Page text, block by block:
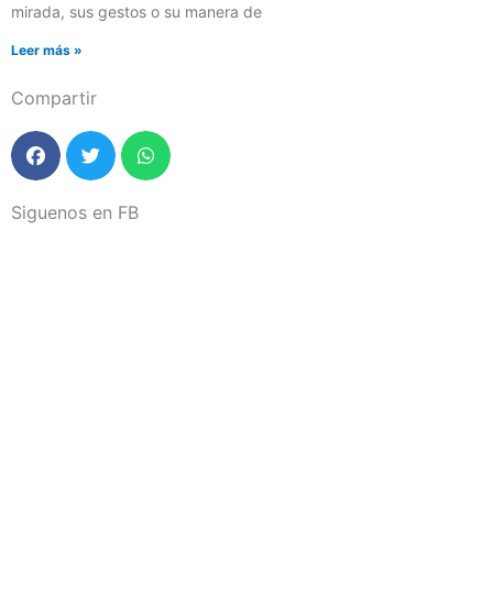
mirada, sus gestos o su manera de
Leer más »
Compartir
Siguenos en FB